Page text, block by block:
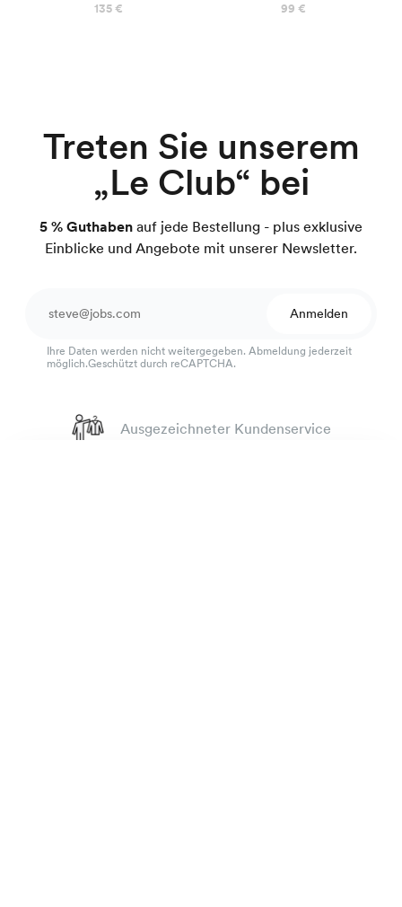
135 €
99 €
Treten Sie unserem
„Le Club“ bei
5 % Guthaben auf jede Bestellung - plus exklusive
Einblicke und Angebote mit unserer Newsletter.
Anmelden
Ihre Daten werden nicht weitergegeben. Abmeldung jederzeit
möglich.Geschützt durch reCAPTCHA.
Ausgezeichneter Kundenservice